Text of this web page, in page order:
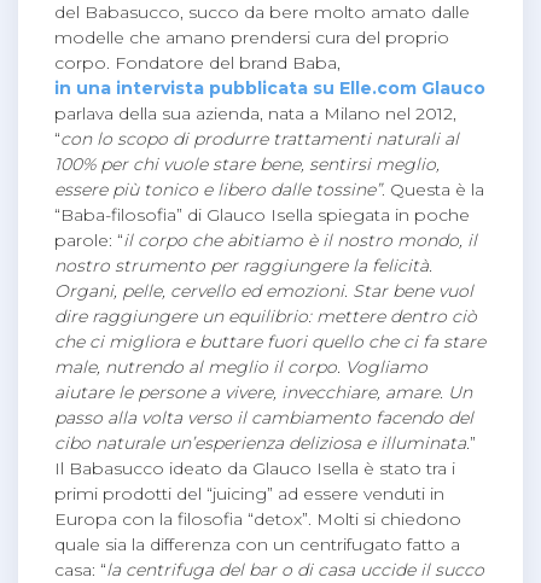
del Babasucco, succo da bere molto amato dalle
modelle che amano prendersi cura del proprio
corpo. Fondatore del brand Baba,
in una intervista pubblicata su Elle.com Glauco
parlava della sua azienda, nata a Milano nel 2012,
“con lo scopo di produrre trattamenti naturali al
100% per chi vuole stare bene, sentirsi meglio,
essere più tonico e libero dalle tossine”. Questa è la
“Baba-filosofia” di Glauco Isella spiegata in poche
parole: “il corpo che abitiamo è il nostro mondo, il
nostro strumento per raggiungere la felicità.
Organi, pelle, cervello ed emozioni. Star bene vuol
dire raggiungere un equilibrio: mettere dentro ciò
che ci migliora e buttare fuori quello che ci fa stare
male, nutrendo al meglio il corpo. Vogliamo
aiutare le persone a vivere, invecchiare, amare. Un
passo alla volta verso il cambiamento facendo del
cibo naturale un’esperienza deliziosa e illuminata.”
Il Babasucco ideato da Glauco Isella è stato tra i
primi prodotti del “juicing” ad essere venduti in
Europa con la filosofia “detox”. Molti si chiedono
quale sia la differenza con un centrifugato fatto a
casa: “la centrifuga del bar o di casa uccide il succo